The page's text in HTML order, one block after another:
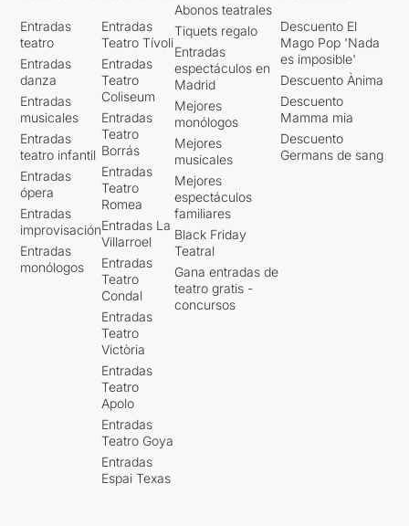
Entradas
teatro
Entradas
danza
Entradas
musicales
Entradas
teatro infantil
Entradas
ópera
Entradas
improvisación
Entradas
monólogos
Entradas
Teatro Tívoli
Entradas
Teatro
Coliseum
Entradas
Teatro
Borrás
Entradas
Teatro
Romea
Entradas La
Villarroel
Entradas
Teatro
Condal
Entradas
Teatro
Victòria
Entradas
Teatro
Apolo
Entradas
Teatro Goya
Entradas
Espai Texas
Abonos teatrales
Tiquets regalo
Entradas
espectáculos en
Madrid
Mejores
monólogos
Mejores
musicales
Mejores
espectáculos
familiares
Black Friday
Teatral
Gana entradas de
teatro gratis -
concursos
Descuento El
Mago Pop 'Nada
es imposible'
Descuento Ànima
Descuento
Mamma mia
Descuento
Germans de sang